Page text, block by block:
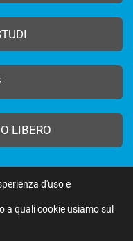
LIBERO
ITALIANI –Privacy Policy|
d'uso e
quali cookie usiamo sul